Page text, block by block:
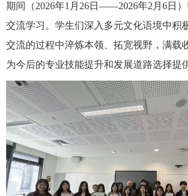
期间（2026年1月26日——2026年2月6日
交流学习。学生们深入多元文化语境中积
交流的过程中淬炼本领、拓宽视野，满载
为今后的专业技能提升和发展道路选择提